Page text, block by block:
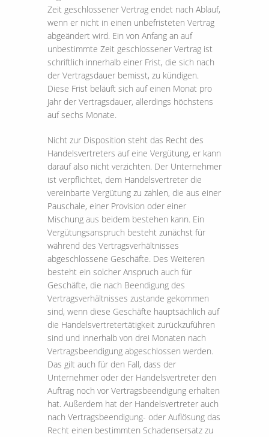
Zeit geschlossener Vertrag endet nach Ablauf,
wenn er nicht in einen unbefristeten Vertrag
abgeändert wird. Ein von Anfang an auf
unbestimmte Zeit geschlossener Vertrag ist
schriftlich innerhalb einer Frist, die sich nach
der Vertragsdauer bemisst, zu kündigen.
Diese Frist beläuft sich auf einen Monat pro
Jahr der Vertragsdauer, allerdings höchstens
auf sechs Monate.
Nicht zur Disposition steht das Recht des
Handelsvertreters auf eine Vergütung, er kann
darauf also nicht verzichten. Der Unternehmer
ist verpflichtet, dem Handelsvertreter die
vereinbarte Vergütung zu zahlen, die aus einer
Pauschale, einer Provision oder einer
Mischung aus beidem bestehen kann. Ein
Vergütungsanspruch besteht zunächst für
während des Vertragsverhältnisses
abgeschlossene Geschäfte. Des Weiteren
besteht ein solcher Anspruch auch für
Geschäfte, die nach Beendigung des
Vertragsverhältnisses zustande gekommen
sind, wenn diese Geschäfte hauptsächlich auf
die Handelsvertretertätigkeit zurückzuführen
sind und innerhalb von drei Monaten nach
Vertragsbeendigung abgeschlossen werden.
Das gilt auch für den Fall, dass der
Unternehmer oder der Handelsvertreter den
Auftrag noch vor Vertragsbeendigung erhalten
hat. Außerdem hat der Handelsvertreter auch
nach Vertragsbeendigung- oder Auflösung das
Recht einen bestimmten Schadensersatz zu